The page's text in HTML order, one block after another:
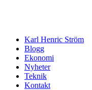
Karl Henric Ström
Blogg
Ekonomi
Nyheter
Teknik
Kontakt